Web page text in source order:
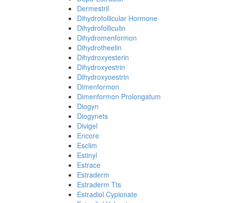
Dermestril
Dihydrofollicular Hormone
Dihydrofolliculin
Dihydromenformon
Dihydrotheelin
Dihydroxyesterin
Dihydroxyestrin
Dihydroxyoestrin
Dimenformon
Dimenformon Prolongatum
Diogyn
Diogynets
Divigel
Encore
Esclim
Estinyl
Estrace
Estraderm
Estraderm Tts
Estradiol Cypionate